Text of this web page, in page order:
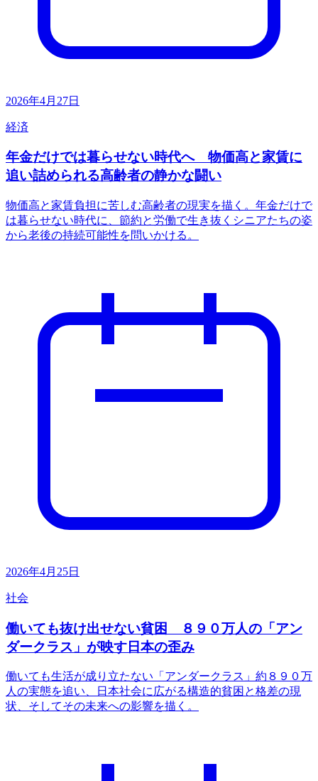
2026年4月27日
経済
年金だけでは暮らせない時代へ 物価高と家賃に
追い詰められる高齢者の静かな闘い
物価高と家賃負担に苦しむ高齢者の現実を描く。年金だけで
は暮らせない時代に、節約と労働で生き抜くシニアたちの姿
から老後の持続可能性を問いかける。
2026年4月25日
社会
働いても抜け出せない貧困 ８９０万人の「アン
ダークラス」が映す日本の歪み
働いても生活が成り立たない「アンダークラス」約８９０万
人の実態を追い、日本社会に広がる構造的貧困と格差の現
状、そしてその未来への影響を描く。